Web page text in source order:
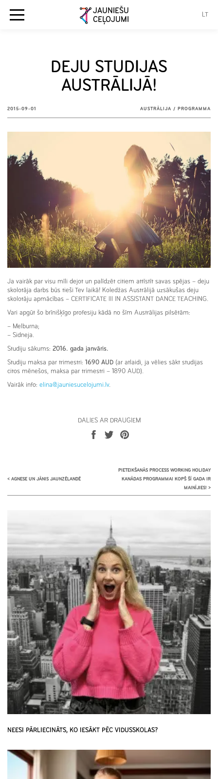
DEJU STUDIJAS
AUSTRĀLIJĀ!
2015-09-01 AUSTRĀLIJA / PROGRAMMA
Ja vairāk par visu mīli dejot un palīdzēt citiem attīstīt savas spējas – deju
skolotāja darbs būs tieši Tev laikā! Koledžas Austrālijā uzsākušas deju
skolotāju apmācības – CERTIFICATE III IN ASSISTANT DANCE TEACHING.
Vari apgūt šo brīnišķīgo profesiju kādā no šīm Austrālijas pilsētām:
– Melburna;
– Sidneja.
Studiju sākums: 2016. gada janvāris.
Studiju maksa par trimestri: 1690 AUD (ar atlaidi, ja vēlies sākt studijas
citos mēnešos, maksa par trimestri – 1890 AUD).
Vairāk info: elina@jauniesucelojumi.lv.
DALIES AR DRAUGIEM
< AGNESE UN JĀNIS JAUNZĒLANDĒ
PIETEIKŠANĀS PROCESS WORKING HOLIDAY
KANĀDAS PROGRAMMAI KOPŠ ŠĪ GADA IR
MAINĪJIES! >
NEESI PĀRLIECINĀTS, KO IESĀKT PĒC VIDUSSKOLAS?
JAUNIEŠU
CEĻOJUMI
LT